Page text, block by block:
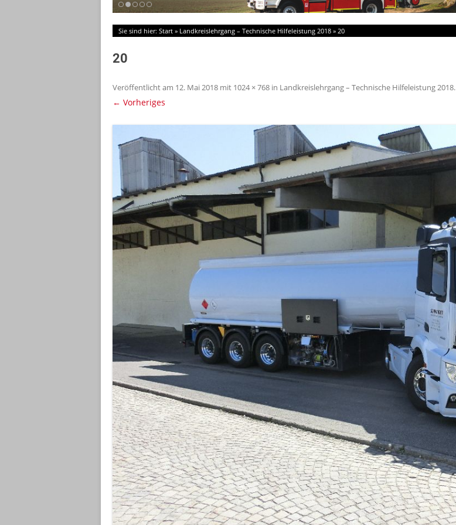
Sie sind hier: Start » Landkreislehrgang – Technische Hilfeleistung 2018 » 20
20
Veröffentlicht am 12. Mai 2018 mit 1024 × 768 in Landkreislehrgang – Technische Hilfeleistung 2018.
← Vorheriges